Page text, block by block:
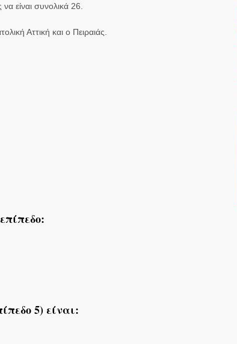
είναι συνολικά 26.
Αττική και ο Πειραιάς.
5) είναι: